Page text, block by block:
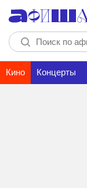
Кино Концерты